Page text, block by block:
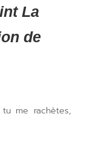
La
de
me rachètes,